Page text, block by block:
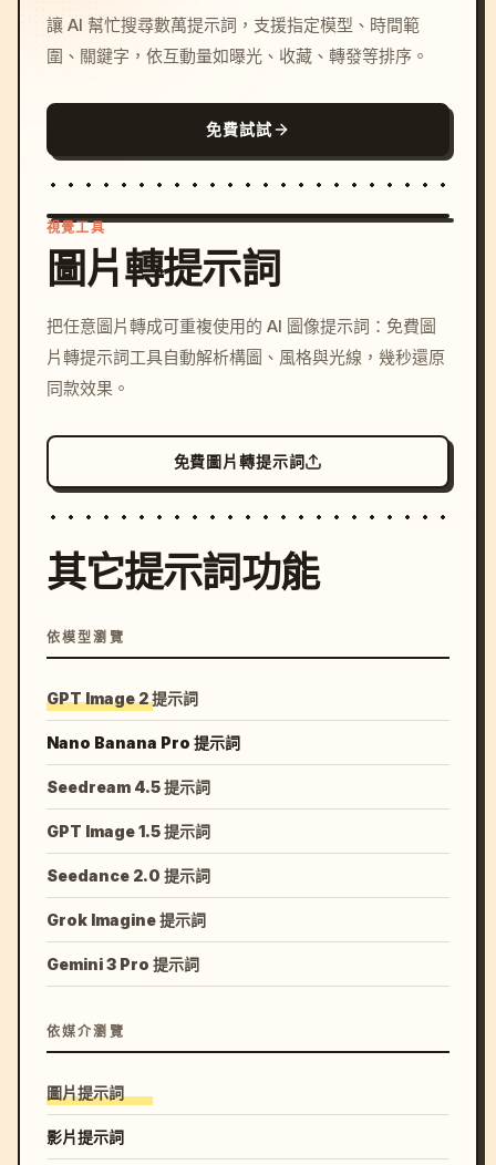
讓 AI 幫忙搜尋數萬提示詞，支援指定模型、時間範
圍、關鍵字，依互動量如曝光、收藏、轉發等排序。
免費試試
c, cyberpunk sunset, neon
colors, 8k --v 6.0
視覺工具
圖片轉提示詞
把任意圖片轉成可重複使用的 AI 圖像提示詞：免費圖
片轉提示詞工具自動解析構圖、風格與光線，幾秒還原
同款效果。
免費圖片轉提示詞
其它提示詞功能
依模型瀏覽
GPT Image 2 提示詞
Nano Banana Pro 提示詞
Seedream 4.5 提示詞
GPT Image 1.5 提示詞
Seedance 2.0 提示詞
Grok Imagine 提示詞
Gemini 3 Pro 提示詞
依媒介瀏覽
圖片提示詞
影片提示詞